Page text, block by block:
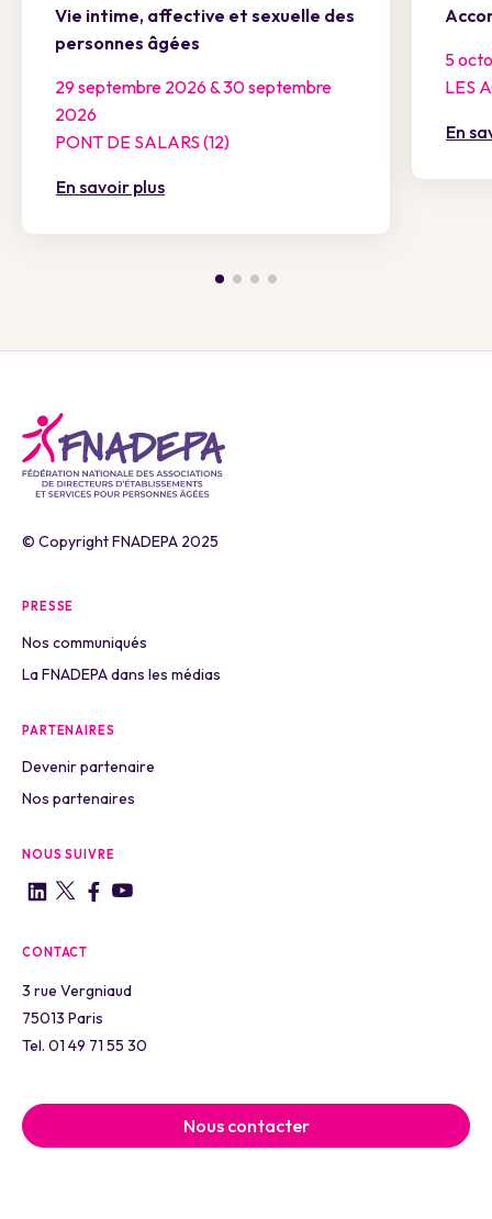
Vie intime, affective et sexuelle des
personnes âgées
29 septembre 2026 & 30 septembre
2026
PONT DE SALARS (12)
En savoir plus
5
LES
En
© Copyright FNADEPA 2025
PRESSE
Nos communiqués
La FNADEPA dans les médias
PARTENAIRES
Devenir partenaire
Nos partenaires
NOUS SUIVRE
CONTACT
3 rue Vergniaud
75013 Paris
Tel. 01 49 71 55 30
Nous contacter